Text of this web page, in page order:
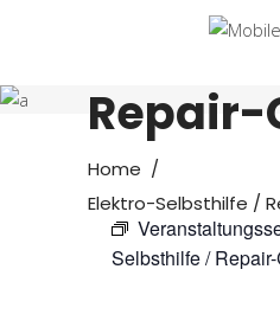
Repair-
Home /
Elektro-Selbsthilfe /
Selbsthilfe /